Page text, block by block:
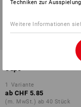
3M Bügelgehörschutz
Caps
1 Variante
ab CHF 5.85
(m. MwSt.) ab 40 Stück
Techniken zur
Weitere Informationen